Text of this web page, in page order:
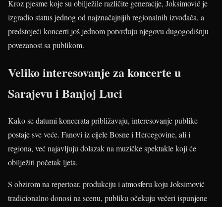
Kroz pjesme koje su obilježile različite generacije, Joksimović je
izgradio status jednog od najznačajnijih regionalnih izvođača, a
predstojeći koncerti još jednom potvrđuju njegovu dugogodišnju
povezanost sa publikom.
Veliko interesovanje za koncerte u
Sarajevu i Banjoj Luci
Kako se datumi koncerata približavaju, interesovanje publike
postaje sve veće. Fanovi iz cijele Bosne i Hercegovine, ali i
regiona, već najavljuju dolazak na muzičke spektakle koji će
obilježiti početak ljeta.
S obzirom na repertoar, produkciju i atmosferu koju Joksimović
tradicionalno donosi na scenu, publiku očekuju večeri ispunjene